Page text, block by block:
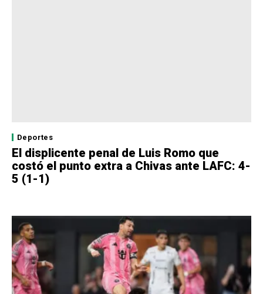
Deportes
El displicente penal de Luis Romo que
costó el punto extra a Chivas ante LAFC: 4-
5 (1-1)